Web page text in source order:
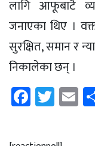
लागि आफूबाटै
जनाएका थिए ।
सुरक्षित, समान र
निकालेका छन् ।